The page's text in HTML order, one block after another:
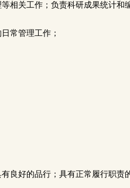
相关工作；负责科研成果统计和
常管理工作；
良好的品行；具有正常履行职责